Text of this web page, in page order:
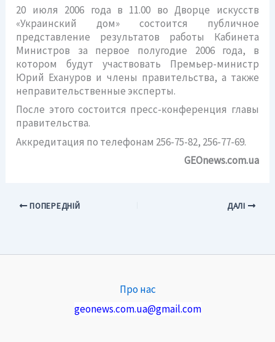
20 июля 2006 года в 11.00 во Дворце искусств
«Украинский дом» состоится публичное
представление результатов работы Кабинета
Министров за первое полугодие 2006 года, в
котором будут участвовать Премьер-министр
Юрий Ехануров и члены правительства, а также
неправительственные эксперты.
После этого состоится пресс-конференция главы
правительства.
Аккредитация по телефонам 256-75-82, 256-77-69.
GEOnews.com.ua
ПОПЕРЕДНІЙ ДАЛІ
Про нас
geonews.com.ua@gmail.com